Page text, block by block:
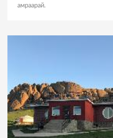
амраарай.